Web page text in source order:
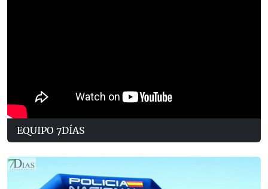
EQUIPO 7DÍAS